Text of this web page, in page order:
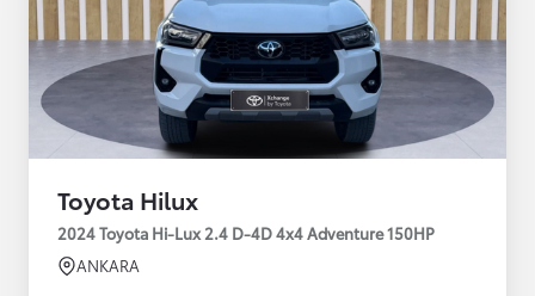
Toyota Hilux
2024 Toyota Hi-Lux 2.4 D-4D 4x4 Adventure 150HP
ANKARA